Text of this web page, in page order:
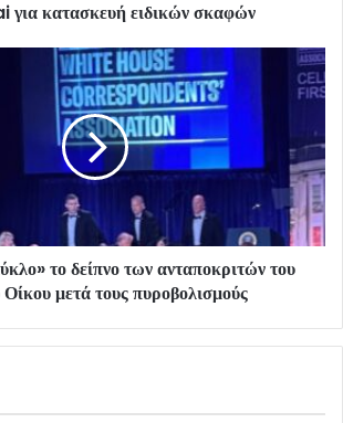
κατασκευή ειδικών σκαφών
το δείπνο των ανταποκριτών του
μετά τους πυροβολισμούς